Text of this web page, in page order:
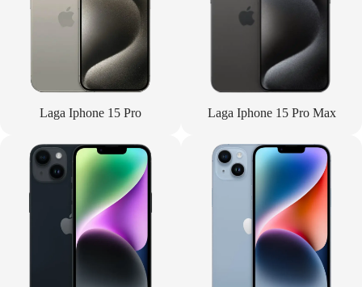
Laga Iphone 15 Pro Laga Iphone 15 Pro Max